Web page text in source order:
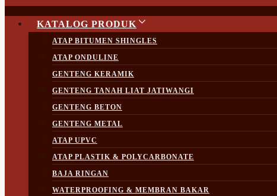
KATALOG PRODUK
ATAP BITUMEN SHINGLES
ATAP ONDULINE
GENTENG KERAMIK
GENTENG TANAH LIAT JATIWANGI
GENTENG BETON
GENTENG METAL
ATAP UPVC
ATAP PLASTIK & POLYCARBONATE
BAJA RINGAN
WATERPROOFING & MEMBRAN BAKAR